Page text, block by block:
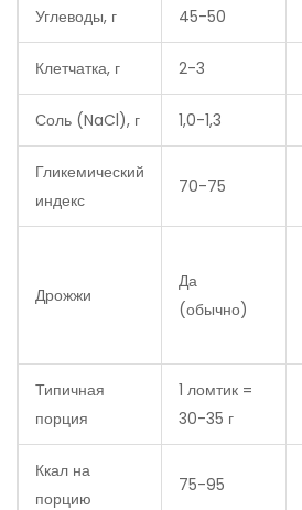
Углеводы, г 45-50
Клетчатка, г 2-3
Соль (NaCl), г 1,0-1,3
Гликемический
индекс
70-75
Дрожжи
Да
(обычно)
Типичная
порция
1 ломтик =
30-35 г
Ккал на
порцию
75-95